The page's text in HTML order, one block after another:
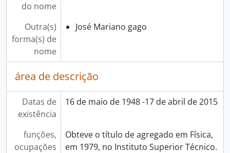
do nome
Outra(s)
forma(s) de
nome
José Mariano gago
área de descrição
Datas de
existência
16 de maio de 1948 -17 de abril de 2015
funções,
ocupações
Obteve o título de agregado em Física,
em 1979, no Instituto Superior Técnico.